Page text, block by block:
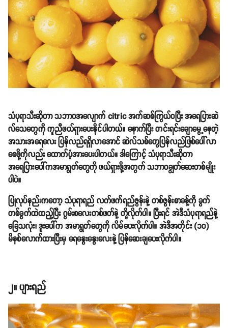
သံပုရာသီးဆိုတာ သဘာဝအလျောက် citric အက်ဆစ်ကြွယ်ဝပြီး အရေပြားဆဲ
လ်သေတွေကို ကူညီဖယ်ရှားပေးနိုင်ပါတယ်။ နောက်ပြီး တင်းရင်းချောမွေ့နေတဲ့
အသားအရေလေး ပြန်လည်ရရှိလာအောင် ဆဲလ်သစ်တွေပြန်လည်ဖြစ်ပေါ်လာ
စေဖို့ကိုလည်း ထောက်ပံ့အားပေးပါတယ်။ ဒါကြောင့် သံပုရာသီးဆိုတာ
အရေပြားပေါ်ကအမာရွတ်တွေကို ဖယ်ရှားဖို့အတွက် သဘာဝချွတ်ဆေးတစ်မျိုး
ပါပဲ။
ပြုလုပ်နည်းကတော့ သံပုရာရည် လက်ဖက်ရည်ဇွန်းနဲ့ တစ်ဇွန်းစာခန့်ကို ခွက်
တစ်ခွက်ထဲထည့်ပြီး ဂွမ်းစလေးတစ်ဖတ်နဲ့ တို့လိုက်ပါ။ ပြီးရင် အဲဒီသံပုရာရည်နဲ့
ခြေသလုံး၊ ဒူးပေါ်က အမာရွတ်တွေကို လိမ်ပေးလိုက်ပါ။ အဲဒီအတိုင်း (၁၀)
မိနစ်လောက်ထားပြီးမှ ရေနွေးနွေးလေးနဲ့ ပြန်ဆေးချပေးလိုက်ပါ။
၂။ ပျားရည်